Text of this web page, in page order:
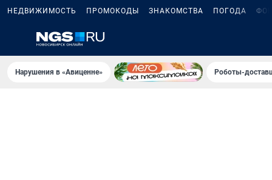
НЕДВИЖИМОСТЬ ПРОМОКОДЫ ЗНАКОМСТВА ПОГОДА
Нарушения в «Авиценне» Роботы-